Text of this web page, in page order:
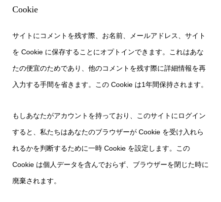
Cookie
サイトにコメントを残す際、お名前、メールアドレス、サイト
を Cookie に保存することにオプトインできます。これはあな
たの便宜のためであり、他のコメントを残す際に詳細情報を再
入力する手間を省きます。この Cookie は1年間保持されます。
もしあなたがアカウントを持っており、このサイトにログイン
すると、私たちはあなたのブラウザーが Cookie を受け入れら
れるかを判断するために一時 Cookie を設定します。この
Cookie は個人データを含んでおらず、ブラウザーを閉じた時に
廃棄されます。